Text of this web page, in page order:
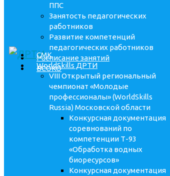
ППС
Занятость педагогических
работников
Развитие компетенций
педагогических работников
Расписание занятий
ВСОКО
СМК
WorldSkills ДРТИ
VIII Открытый региональный
чемпионат «Молодые
профессионалы» (WorldSkills
Russia) Московской области
Конкурсная документация
соревнований по
компетенции Т-93
«Обработка водных
биоресурсов»
Конкурсная документация